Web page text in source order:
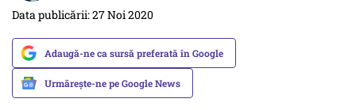
Data publicării: 27 Noi 2020
Adaugă-ne ca sursă preferată în Google
Urmărește-ne pe Google News